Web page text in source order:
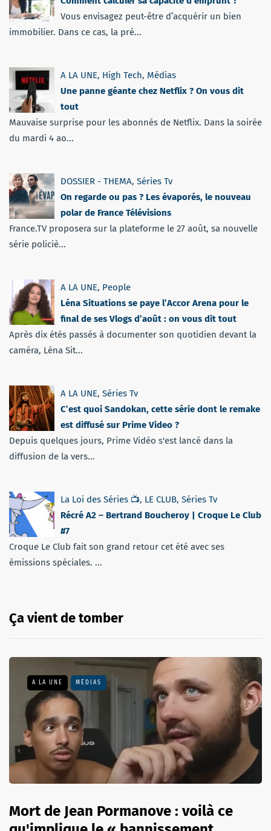
Vous envisagez peut-être d’acquérir un bien
immobilier. Dans ce cas, la pré...
A LA UNE, High Tech, Médias
Une panne géante chez Netflix ? On vous dit
tout
Mauvaise surprise pour les abonnés de Netflix. Dans la soirée
du mardi 4 ao...
DOSSIER - THEMA, Séries Tv
On regarde ou pas ? Les évaporés, le nouveau
polar de France Télévisions
France.TV proposera sur la plateforme le 27 août, sa nouvelle
série policiè...
A LA UNE, People
Léna Situations se paye l’Accor Arena pour le
final de ses Vlogs d’août : on vous dit tout
Après dix étés passés à documenter son quotidien devant la
caméra, Léna Sit...
A LA UNE, Séries Tv
C’est quoi Sandokan, cette série dont le remake
est diffusé sur Prime Video ?
Depuis quelques jours, Prime Vidéo s'est lancé dans la
diffusion de la vers...
La Loi des Séries 📺, LE CLUB, Séries Tv
Récré A2 – Bertrand Boucheroy | Croque Le Club
#7
Croque Le Club fait son grand retour cet été avec ses
émissions spéciales. ...
Ça vient de tomber
A LA UNE MÉDIAS
Mort de Jean Pormanove : voilà ce